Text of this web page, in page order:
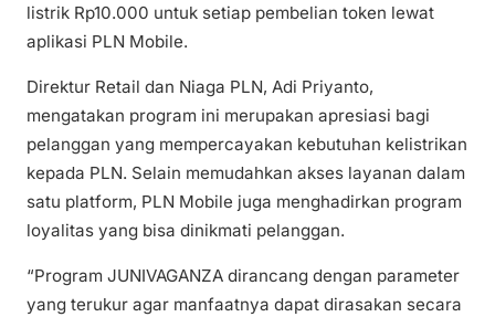
listrik Rp10.000 untuk setiap pembelian token lewat
aplikasi PLN Mobile.
Direktur Retail dan Niaga PLN, Adi Priyanto,
mengatakan program ini merupakan apresiasi bagi
pelanggan yang mempercayakan kebutuhan kelistrikan
kepada PLN. Selain memudahkan akses layanan dalam
satu platform, PLN Mobile juga menghadirkan program
loyalitas yang bisa dinikmati pelanggan.
“Program JUNIVAGANZA dirancang dengan parameter
yang terukur agar manfaatnya dapat dirasakan secara